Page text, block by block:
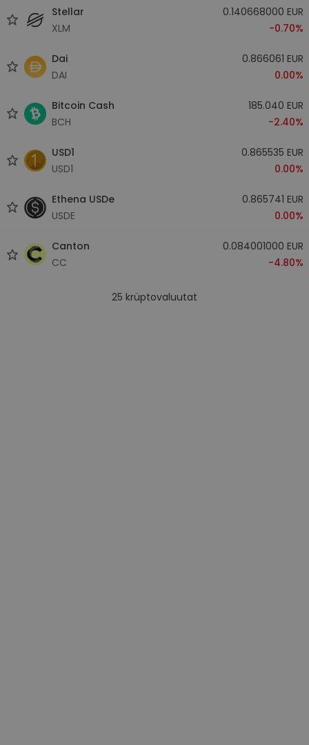
Stellar
XLM
0.140668000 EUR
-0.70%
Dai
DAI
0.866061 EUR
0.00%
Bitcoin Cash
BCH
185.040 EUR
-2.40%
USD1
USD1
0.865535 EUR
0.00%
Ethena USDe
USDE
0.865741 EUR
0.00%
Canton
CC
0.084001000 EUR
-4.80%
25 krüptovaluutat